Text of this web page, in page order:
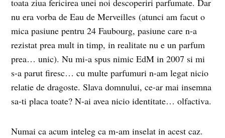
nu era vorba de Eau de Merveilles (atunci am facut o
mica pasiune pentru 24 Faubourg, pasiune care n-a
rezistat prea mult in timp, in realitate nu e un parfum
prea… unic). Nu mi-a spus nimic EdM in 2007 si mi
s-a parut firesc… cu multe parfumuri n-am legat nicio
relatie de dragoste. Slava domnului, ce-ar mai insemna
sa-ti placa toate? N-ai avea nicio identitate… olfactiva.
Numai ca acum inteleg ca m-am inselat in acest caz.